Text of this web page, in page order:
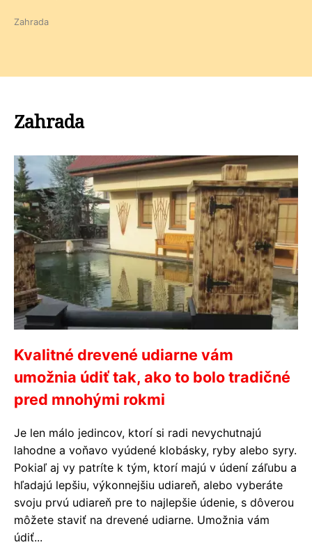
Zahrada
Zahrada
Kvalitné drevené udiarne vám
umožnia údiť tak, ako to bolo tradičné
pred mnohými rokmi
Je len málo jedincov, ktorí si radi nevychutnajú
lahodne a voňavo vyúdené klobásky, ryby alebo syry.
Pokiaľ aj vy patríte k tým, ktorí majú v údení záľubu a
hľadajú lepšiu, výkonnejšiu udiareň, alebo vyberáte
svoju prvú udiareň pre to najlepšie údenie, s dôverou
môžete staviť na drevené udiarne. Umožnia vám
údiť...